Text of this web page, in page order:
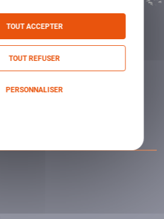
TOUT ACCEPTER
TOUT REFUSER
PERSONNALISER